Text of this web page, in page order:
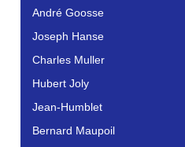
André Goosse
Joseph Hanse
Charles Muller
Hubert Joly
Jean-Humblet
Bernard Maupoil